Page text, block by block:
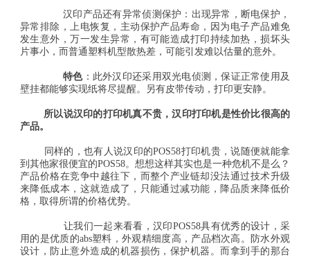
汉印产品还有异常侦测保护：出现异常，断电保护，
异常排除，上电恢复，主动保护产品寿命，因为电子产品难免
发生意外，万一发生异常，有可能造成打印持续加热，损坏头
片事小，而普通塑料机型散热差，可能引发难以估量的意外。
特色：此外汉印还采用双光电侦测，保证正常使用及
壁挂都能够实现纸将尽提醒。另有皮带传动，打印更安静。
所以说汉印的打印机真不贵，汉印打印机是性价比很高的
产品。
同样的，也有人说汉印的POS58打印机贵，说随便就能拿
到其他家很便宜的POS58。想想这样其实也是一种危机不是么？
产品价格在竞争中越往下，而整个产业链却没法通过技术升级
来降低成本，这就造成了，只能通过减功能，降品质来降低价
格，取得所谓的价格优势。
让我们一起来看看，汉印POS58具有优秀的设计，采
用的是优质的abs塑料，外观精细度高，产品档次高。防水外观
设计，防止意外造成的机器损伤，保护机器。而拿到手的那台